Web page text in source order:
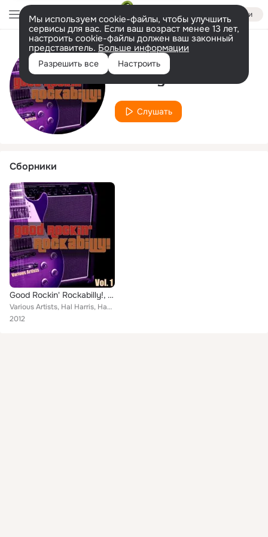
Войти
Мы используем cookie-файлы, чтобы улучшить
сервисы для вас. Если ваш возраст менее 13 лет,
настроить cookie-файлы должен ваш законный
представитель. Больше информации
Разрешить все Настроить
Исполнитель
Johnny Todd
Слушать
Сборники
Good Rockin' Rockabilly!, Vol. 1
Various Artists, Hal Harris, Hank Mizell, Glen Glenn, Byron Johnson, Sonny Hall, Johnny Burnette Trio, Don Cole, Johnny Todd, Ge...
2012